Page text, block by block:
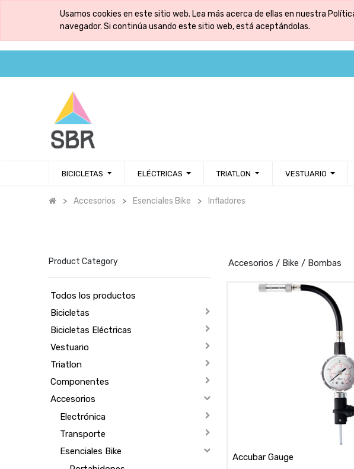
Usamos cookies en este sitio web. Lea más acerca de ellas en nuestra
navegador. Si continúa usando este sitio web, está aceptándolas.
BICICLETAS ELÉCTRICAS TRIATLON VESTUARIO
Accesorios Esenciales Bike Infladores
Product Category
Todos los productos
Bicicletas
Bicicletas Eléctricas
Vestuario
Triatlon
Componentes
Accesorios
Electrónica
Transporte
Esenciales Bike
Accesorios / Bike / Bombas
Accubar Gauge